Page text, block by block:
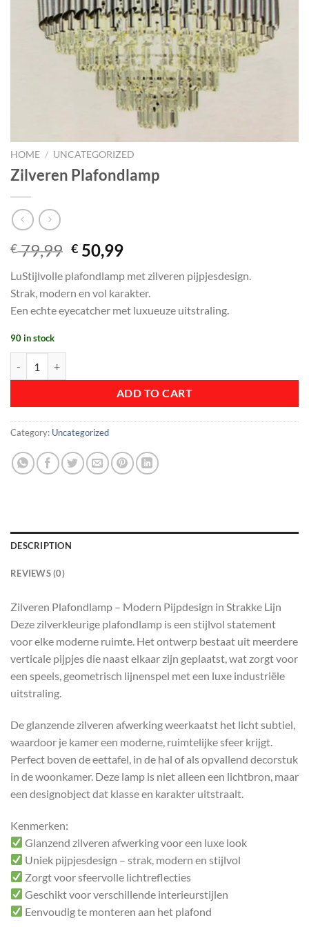
HOME / UNCATEGORIZED
Zilveren Plafondlamp
€79,99 Original
price
was:
€ 79,99.
€ 50,99Current
is:
€ 50,99.
LuStijlvolle plafondlamp met zilveren pijpjesdesign.
Strak, modern en vol karakter.
Een echte eyecatcher met luxueuze uitstraling.
90 in stock
ADD TO CART
Category: Uncategorized
DESCRIPTION
REVIEWS (0)
Zilveren Plafondlamp – Modern Pijpdesign in Strakke Lijn
Deze zilverkleurige plafondlamp is een stijlvol statement
voor elke moderne ruimte. Het ontwerp bestaat uit meerdere
verticale pijpjes die naast elkaar zijn geplaatst, wat zorgt voor
een speels, geometrisch lijnenspel met een luxe industriële
uitstraling.
De glanzende zilveren afwerking weerkaatst het licht subtiel,
waardoor je kamer een moderne, ruimtelijke sfeer krijgt.
Perfect boven de eettafel, in de hal of als opvallend decorstuk
in de woonkamer. Deze lamp is niet alleen een lichtbron, maar
een designobject dat klasse en karakter uitstraalt.
Kenmerken:
Glanzend zilveren afwerking voor een luxe look
Uniek pijpjesdesign – strak, modern en stijlvol
Zorgt voor sfeervolle lichtreflecties
Geschikt voor verschillende interieurstijlen
Eenvoudig te monteren aan het plafond